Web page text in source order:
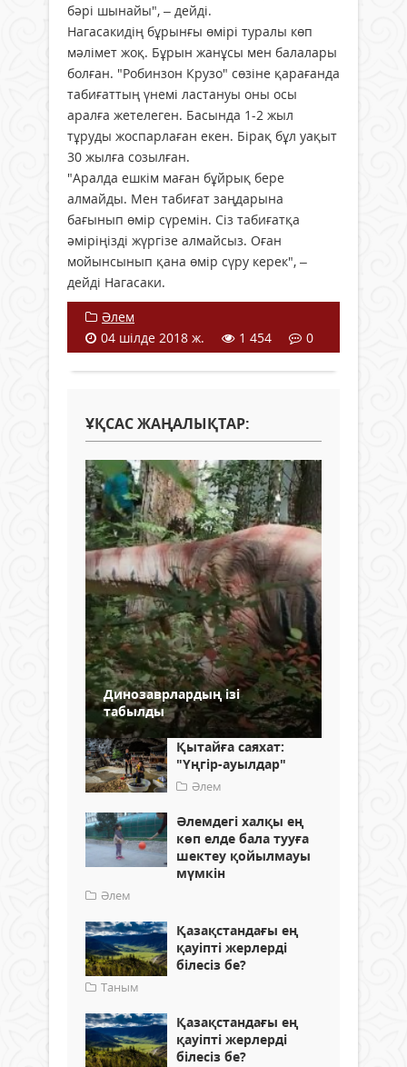
бәрі шынайы", – дейді.
Нагасакидің бұрынғы өмірі туралы көп
мәлімет жоқ. Бұрын жанұсы мен балалары
болған. "Робинзон Крузо" сөзіне қарағанда
табиғаттың үнемі ластануы оны осы
аралға жетелеген. Басында 1-2 жыл
тұруды жоспарлаған екен. Бірақ бұл уақыт
30 жылға созылған.
"Аралда ешкім маған бұйрық бере
алмайды. Мен табиғат заңдарына
бағынып өмір сүремін. Сіз табиғатқа
әміріңізді жүргізе алмайсыз. Оған
мойынсынып қана өмір сүру керек", –
дейді Нагасаки.
Әлем
04 шілде 2018 ж.
1 454 0
ҰҚСАС ЖАҢАЛЫҚТАР:
Динозаврлардың ізі
табылды
Қытайға саяхат:
"Үңгір-ауылдар"
Әлем
Әлемдегі халқы ең
көп елде бала тууға
шектеу қойылмауы
мүмкін
Әлем
Қазақстандағы ең
қауіпті жерлерді
білесіз бе?
Таным
Қазақстандағы ең
қауіпті жерлерді
білесіз бе?